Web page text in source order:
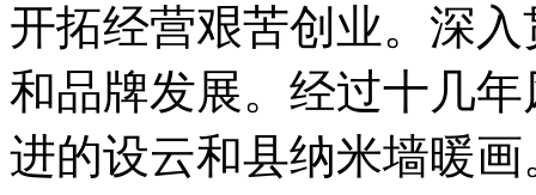
开拓经营艰苦创业。深
和品牌发展。经过十几
进的设云和县纳米墙暖画